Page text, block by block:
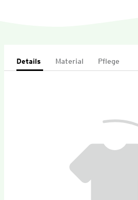
Details Material Pflege